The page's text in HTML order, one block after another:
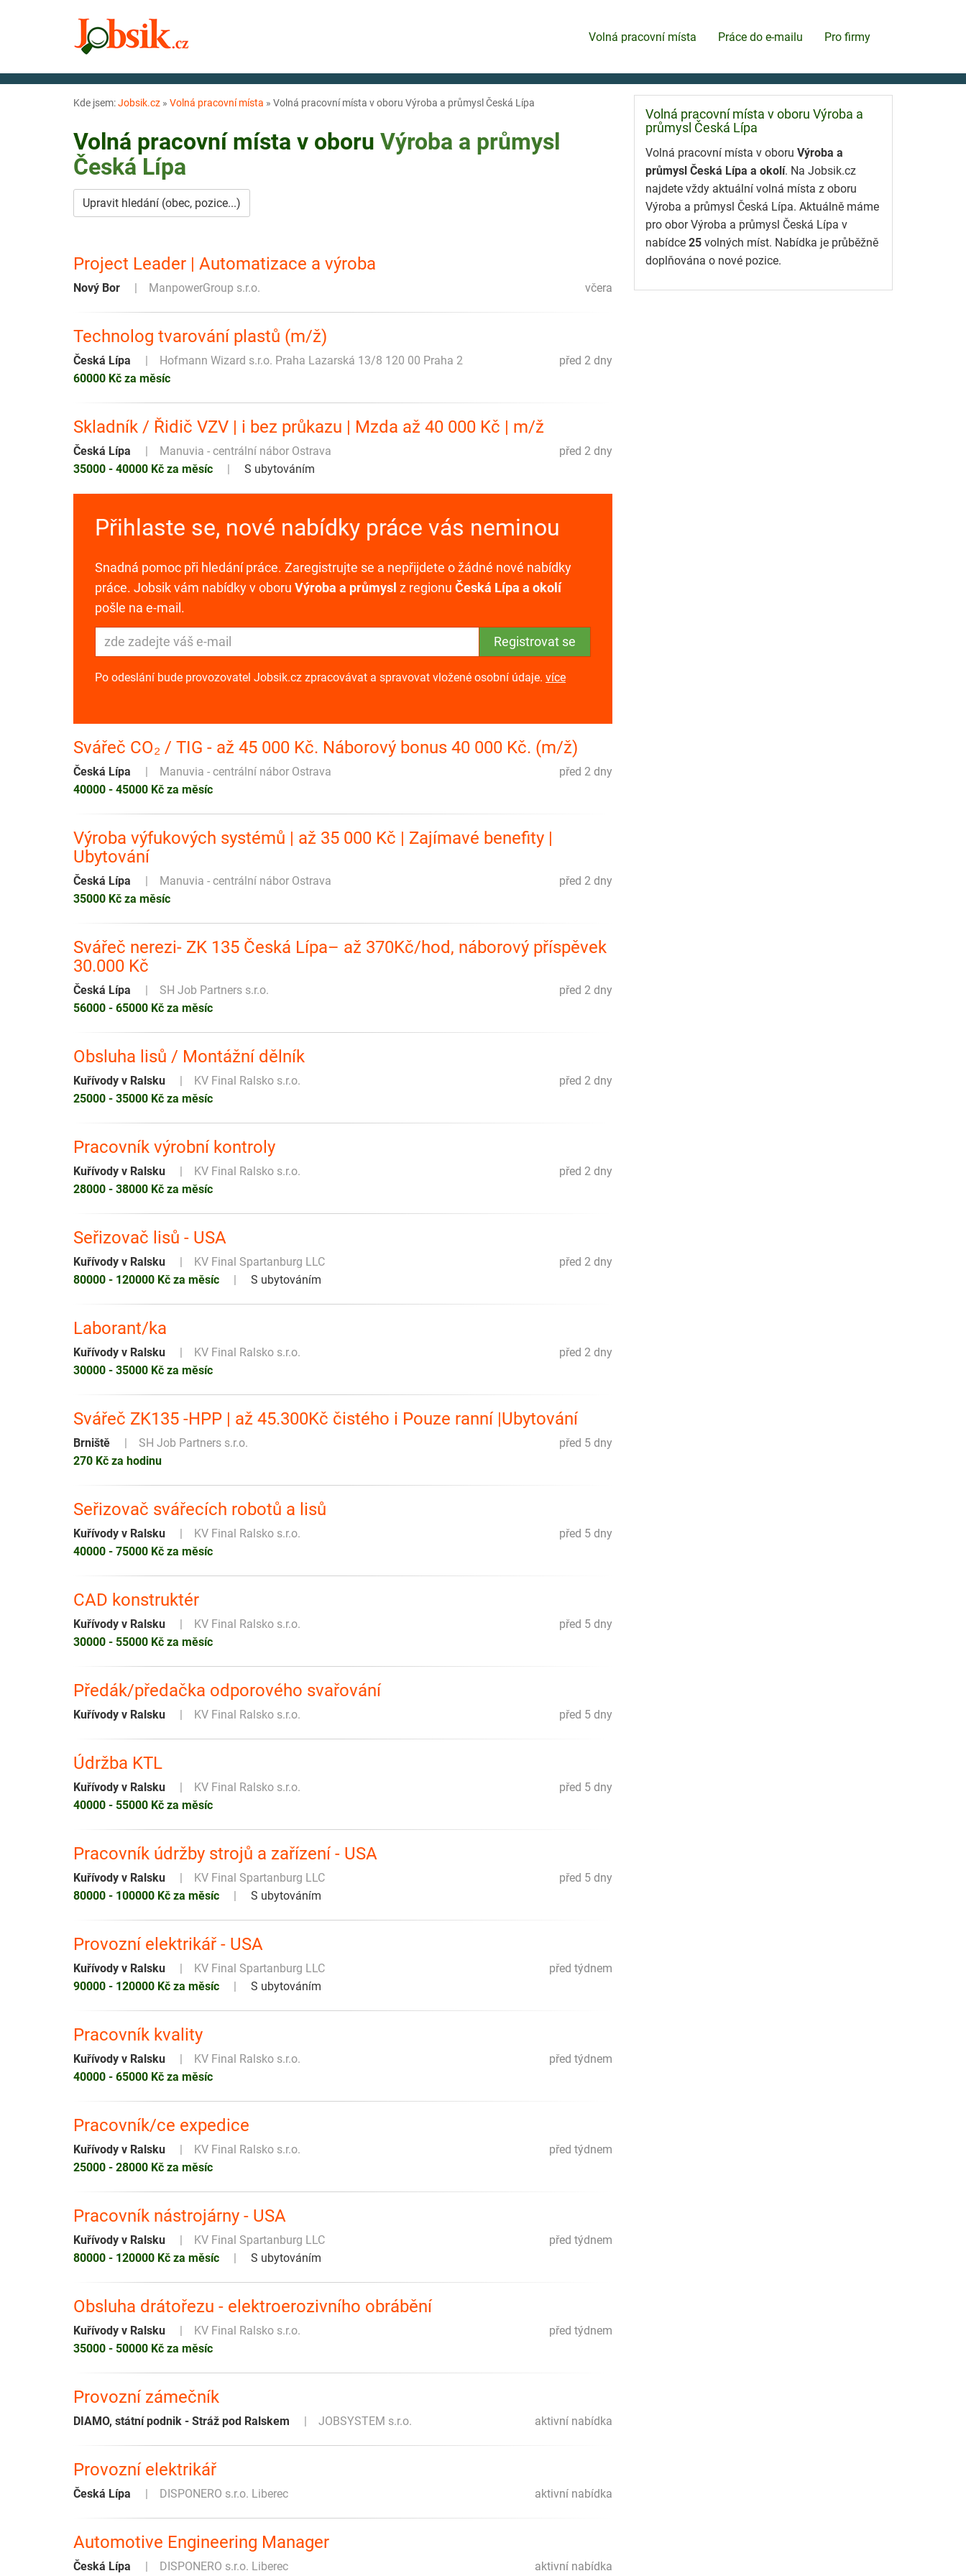
Volná pracovní místa Práce do e-mailu Pro firmy
Kde jsem:Jobsik.cz » Volná pracovní místa » Volná pracovní místa v oboru Výroba a průmysl Česká Lípa
Volná pracovní místa v oboru Výroba a průmysl
Česká Lípa
Upravit hledání (obec, pozice...)
Project Leader | Automatizace a výroba
včera
Nový Bor ManpowerGroup s.r.o.
Technolog tvarování plastů (m/ž)
před 2 dny
Česká Lípa
Hofmann Wizard s.r.o. Praha Lazarská 13/8 120 00 Praha 2
60000 Kč za měsíc
Skladník / Řidič VZV | i bez průkazu | Mzda až 40 000 Kč | m/ž
před 2 dny
Česká Lípa
Manuvia - centrální nábor Ostrava
35000 - 40000 Kč za měsíc
S ubytováním
Přihlaste se, nové nabídky práce vás neminou
Snadná pomoc při hledání práce. Zaregistrujte se a nepřijdete o žádné nové nabídky
práce. Jobsik vám nabídky v oboru Výroba a průmysl z regionu Česká Lípa a okolí
pošle na e-mail.
Po odeslání bude provozovatel Jobsik.cz zpracovávat a spravovat vložené osobní údaje. více
Svářeč CO₂ / TIG - až 45 000 Kč. Náborový bonus 40 000 Kč. (m/ž)
před 2 dny
Česká Lípa
Manuvia - centrální nábor Ostrava
40000 - 45000 Kč za měsíc
Výroba výfukových systémů | až 35 000 Kč | Zajímavé benefity |
Ubytování
před 2 dny
Česká Lípa
Manuvia - centrální nábor Ostrava
35000 Kč za měsíc
Svářeč nerezi- ZK 135 Česká Lípa– až 370Kč/hod, náborový příspěvek
30.000 Kč
před 2 dny
Česká Lípa
SH Job Partners s.r.o.
56000 - 65000 Kč za měsíc
Obsluha lisů / Montážní dělník
před 2 dny
Kuřívody v Ralsku
KV Final Ralsko s.r.o.
25000 - 35000 Kč za měsíc
Pracovník výrobní kontroly
před 2 dny
Kuřívody v Ralsku
KV Final Ralsko s.r.o.
28000 - 38000 Kč za měsíc
Seřizovač lisů - USA
před 2 dny
Kuřívody v Ralsku
KV Final Spartanburg LLC
80000 - 120000 Kč za měsíc
S ubytováním
Laborant/ka
před 2 dny
Kuřívody v Ralsku
KV Final Ralsko s.r.o.
30000 - 35000 Kč za měsíc
Svářeč ZK135 -HPP | až 45.300Kč čistého i Pouze ranní |Ubytování
před 5 dny
Brniště
SH Job Partners s.r.o.
270 Kč za hodinu
Seřizovač svářecích robotů a lisů
před 5 dny
Kuřívody v Ralsku
KV Final Ralsko s.r.o.
40000 - 75000 Kč za měsíc
CAD konstruktér
před 5 dny
Kuřívody v Ralsku
KV Final Ralsko s.r.o.
30000 - 55000 Kč za měsíc
Předák/předačka odporového svařování
před 5 dny
Kuřívody v Ralsku KV Final Ralsko s.r.o.
Údržba KTL
před 5 dny
Kuřívody v Ralsku
KV Final Ralsko s.r.o.
40000 - 55000 Kč za měsíc
Pracovník údržby strojů a zařízení - USA
před 5 dny
Kuřívody v Ralsku
KV Final Spartanburg LLC
80000 - 100000 Kč za měsíc
S ubytováním
Provozní elektrikář - USA
před týdnem
Kuřívody v Ralsku
KV Final Spartanburg LLC
90000 - 120000 Kč za měsíc
S ubytováním
Pracovník kvality
před týdnem
Kuřívody v Ralsku
KV Final Ralsko s.r.o.
40000 - 65000 Kč za měsíc
Pracovník/ce expedice
před týdnem
Kuřívody v Ralsku
KV Final Ralsko s.r.o.
25000 - 28000 Kč za měsíc
Pracovník nástrojárny - USA
před týdnem
Kuřívody v Ralsku
KV Final Spartanburg LLC
80000 - 120000 Kč za měsíc
S ubytováním
Obsluha drátořezu - elektroerozivního obrábění
před týdnem
Kuřívody v Ralsku
KV Final Ralsko s.r.o.
35000 - 50000 Kč za měsíc
Provozní zámečník
aktivní nabídka
DIAMO, státní podnik - Stráž pod Ralskem JOBSYSTEM s.r.o.
Provozní elektrikář
aktivní nabídka
Česká Lípa DISPONERO s.r.o. Liberec
Automotive Engineering Manager
aktivní nabídka
Česká Lípa DISPONERO s.r.o. Liberec
Volná pracovní místa v oboru Výroba a
průmysl Česká Lípa
Volná pracovní místa v oboru Výroba a
průmysl Česká Lípa a okolí. Na Jobsik.cz
najdete vždy aktuální volná místa z oboru
Výroba a průmysl Česká Lípa. Aktuálně máme
pro obor Výroba a průmysl Česká Lípa v
nabídce 25 volných míst. Nabídka je průběžně
doplňována o nové pozice.